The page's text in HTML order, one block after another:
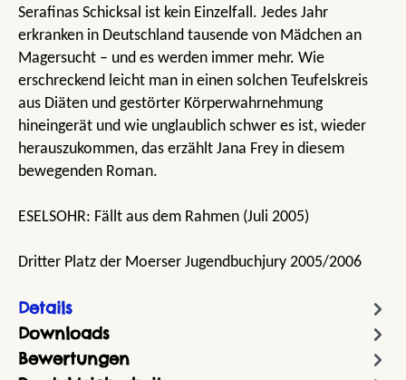
Serafinas Schicksal ist kein Einzelfall. Jedes Jahr
erkranken in Deutschland tausende von Mädchen an
Magersucht – und es werden immer mehr. Wie
erschreckend leicht man in einen solchen Teufelskreis
aus Diäten und gestörter Körperwahrnehmung
hineingerät und wie unglaublich schwer es ist, wieder
herauszukommen, das erzählt Jana Frey in diesem
bewegenden Roman.
ESELSOHR: Fällt aus dem Rahmen (Juli 2005)
Dritter Platz der Moerser Jugendbuchjury 2005/2006
Details
Downloads
Bewertungen